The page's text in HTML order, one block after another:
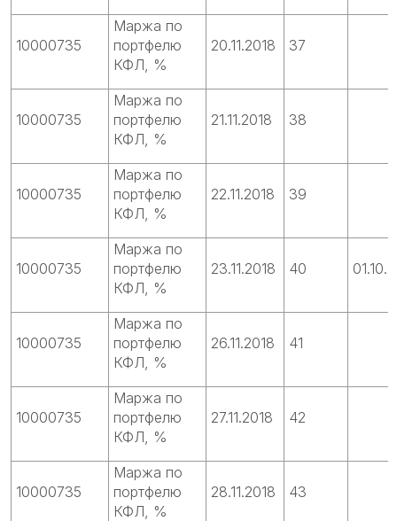
10000735
Маржа по
портфелю
КФЛ, %
20.11.2018 37
10000735
Маржа по
портфелю
КФЛ, %
21.11.2018 38
10000735
Маржа по
портфелю
КФЛ, %
22.11.2018 39
10000735
Маржа по
портфелю
КФЛ, %
23.11.2018 40
10000735
Маржа по
портфелю
КФЛ, %
26.11.2018 41
10000735
Маржа по
портфелю
КФЛ, %
27.11.2018 42
10000735
Маржа по
портфелю
КФЛ, %
28.11.2018 43